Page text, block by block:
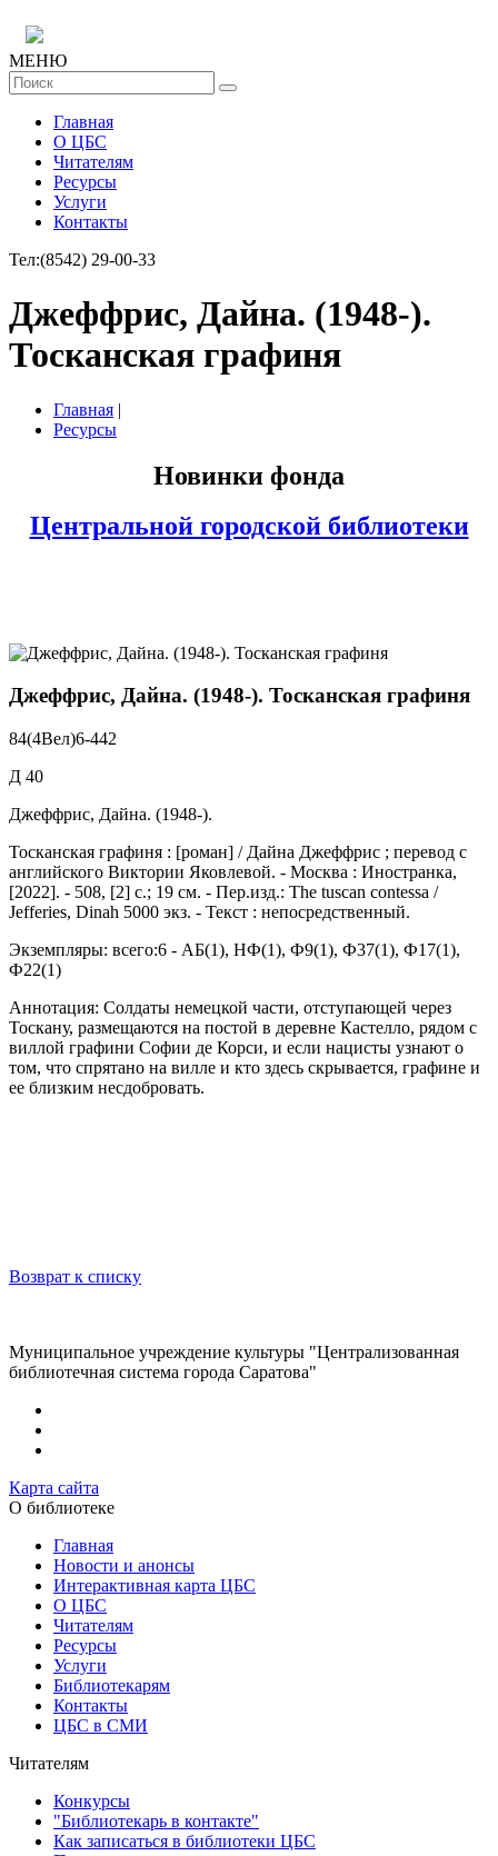
МЕНЮ
Главная
О ЦБС
Читателям
Ресурсы
Услуги
Контакты
Тел:(8542) 29-00-33
Джеффрис, Дайна. (1948-).
Тосканская графиня
Главная |
Ресурсы
Новинки фонда
Центральной городской библиотеки
Джеффрис, Дайна. (1948-). Тосканская графиня
84(4Вел)6-442
Д 40
Джеффрис, Дайна. (1948-).
Тосканская графиня : [роман] / Дайна Джеффрис ; перевод с
английского Виктории Яковлевой. - Москва : Иностранка,
[2022]. - 508, [2] с.; 19 см. - Пер.изд.: The tuscan contessa /
Jefferies, Dinah 5000 экз. - Текст : непосредственный.
Экземпляры: всего:6 - АБ(1), НФ(1), Ф9(1), Ф37(1), Ф17(1),
Ф22(1)
Аннотация: Солдаты немецкой части, отступающей через
Тоскану, размещаются на постой в деревне Кастелло, рядом с
виллой графини Софии де Корси, и если нацисты узнают о
том, что спрятано на вилле и кто здесь скрывается, графине и
ее близким несдобровать.
Возврат к списку
Муниципальное учреждение культуры "Централизованная
библиотечная система города Саратова"
Карта сайта
О библиотеке
Главная
Новости и анонсы
Интерактивная карта ЦБС
О ЦБС
Читателям
Ресурсы
Услуги
Библиотекарям
Контакты
ЦБС в СМИ
Читателям
Конкурсы
"Библиотекарь в контакте"
Как записаться в библиотеки ЦБС